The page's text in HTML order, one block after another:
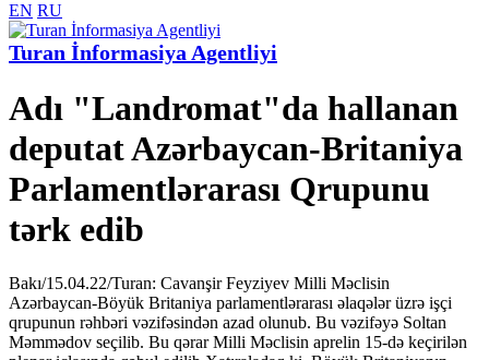
EN RU
Turan İnformasiya Agentliyi
Adı "Landromat"da hallanan
deputat Azərbaycan-Britaniya
Parlamentlərarası Qrupunu
tərk edib
Bakı/15.04.22/Turan: Cavanşir Feyziyev Milli Məclisin
Azərbaycan-Böyük Britaniya parlamentlərarası əlaqələr üzrə işçi
qrupunun rəhbəri vəzifəsindən azad olunub. Bu vəzifəyə Soltan
Məmmədov seçilib. Bu qərar Milli Məclisin aprelin 15-də keçirilən